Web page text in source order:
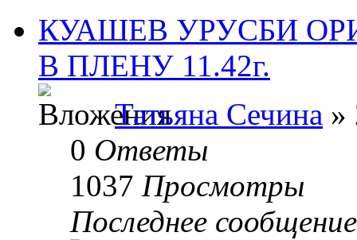
КУАШЕВ УРУСБИ
В ПЛЕНУ 11.42г.
Татьяна Сечина »
0 Ответы
1037 Просмотры
Последнее